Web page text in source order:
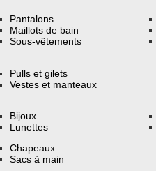
Pantalons
Maillots de bain
Sous-vêtements
Pulls et gilets
Vestes et manteaux
Bijoux
Lunettes
Chapeaux
Sacs à main